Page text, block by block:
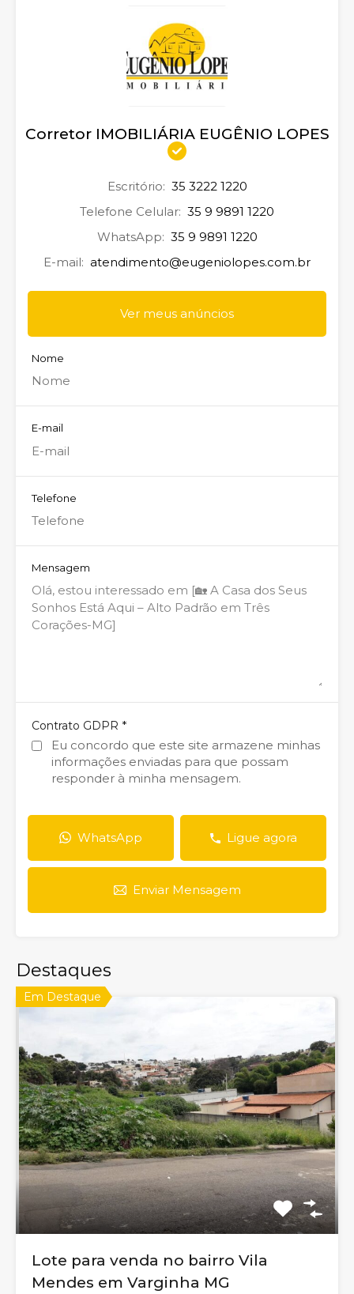
Corretor IMOBILIÁRIA EUGÊNIO LOPES
Escritório: 35 3222 1220
Telefone Celular: 35 9 9891 1220
WhatsApp: 35 9 9891 1220
E-mail: atendimento@eugeniolopes.com.br
Ver meus anúncios
Nome
E-mail
Telefone
Mensagem
Contrato GDPR *
Eu concordo que este site armazene minhas
informações enviadas para que possam
responder à minha mensagem.
WhatsApp Ligue agora
Enviar Mensagem
Destaques
Em Destaque
Lote para venda no bairro Vila
Mendes em Varginha MG